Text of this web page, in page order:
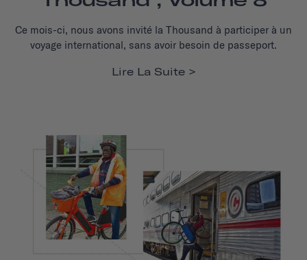
Ce mois-ci, nous avons invité la Thousand à participer à un
voyage international, sans avoir besoin de passeport.
Lire La Suite